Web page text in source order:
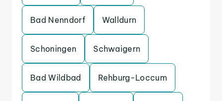
Bad Nenndorf Walldurn
Schoningen Schwaigern
Bad Wildbad Rehburg-Loccum